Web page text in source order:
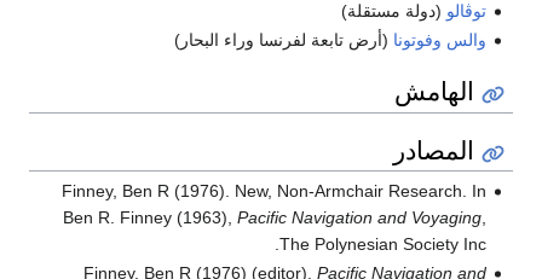
توڤالو (دولة مستقلة)
والس وفوتونا (أرض تابعة لفرنسا وراء البحار)
الهامش
المصادر
Finney, Ben R (1976). New, Non-Armchair Research. In
Ben R. Finney (1963), Pacific Navigation and Voyaging,
The Polynesian Society Inc.
Finney, Ben R (1976) (editor). Pacific Navigation and